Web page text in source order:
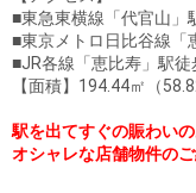
店舗・オフィス物件を探す
テナントビルオーナー様へ
■東急東横線「代官山」
■東京メトロ日比谷線「
■JR各線「恵比寿」駅徒
【面積】194.44㎡（
駅を出てすぐの賑わい
オシャレな店舗物件のご